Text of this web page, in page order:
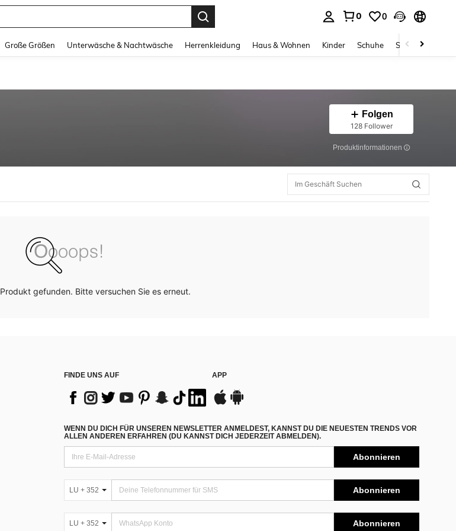
0 0
Große Größen Unterwäsche & Nachtwäsche Herrenkleidung Haus & Wohnen Kinder Schuhe Schmuck &
Folgen
128 Follower
Produktinformationen
gefunden. Bitte versuchen Sie es erneut.
FINDE UNS AUF APP
WENN DU DICH FÜR UNSEREN NEWSLETTER ANMELDEST, KANNST DU DIE NEUESTEN TRENDS VOR
ALLEN ANDEREN ERFAHREN (DU KANNST DICH JEDERZEIT ABMELDEN).
Abonnieren
LU + 352 Abonnieren
LU + 352 Abonnieren